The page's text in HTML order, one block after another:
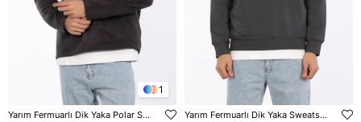
1
Yarım Fermuarlı Dik Yaka Polar Sweatshirt - Antrasit
Yarım Fermuarlı Dik Yaka Sweatshirt - Antrasit